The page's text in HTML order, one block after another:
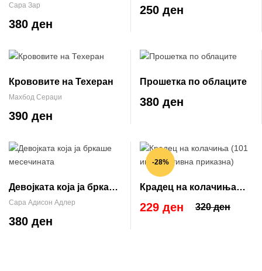
Сара Зар
380 ден
250 ден
Крововите на Техеран
Махбод Сераџи
390 ден
Прошетка по облаците
380 ден
Девојката која ја бркаше
месечината
Сара Адисон Адлер
380 ден
-28%
Крадец на колачиња
(101 инспиративна
приказна)
320 ден
229 ден